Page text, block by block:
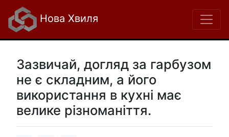
Нова Хвиля
Зазвичай, догляд за гарбузом
не є складним, а його
використання в кухні має
велике різноманіття.